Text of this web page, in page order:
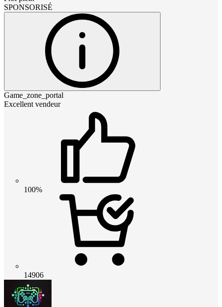
SPONSORISÉ
Game_zone_portal
Excellent vendeur
100%
14906